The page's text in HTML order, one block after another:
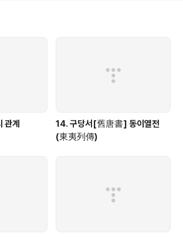
관계
14. 구당서[舊唐書] 동이열전
(東夷列傳)